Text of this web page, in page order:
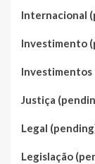
Internacional
Investimento
Investimentos
Justiça
Legal
Legislação